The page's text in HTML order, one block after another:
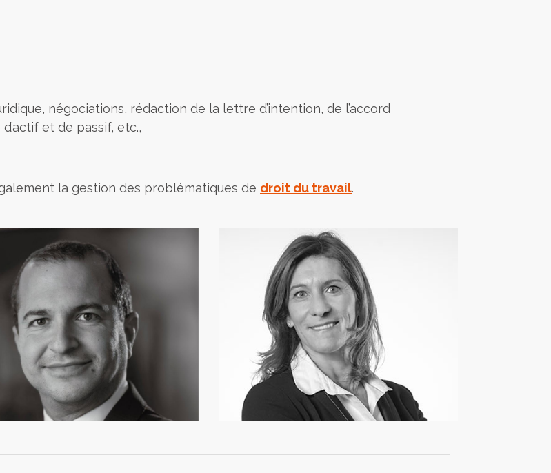
négociations, rédaction de la lettre d’intention, de l’accord
et de passif, etc.,
la gestion des problématiques de droit du travail.
Stéphane Dayan
Associé
Karine Cohen
Associée